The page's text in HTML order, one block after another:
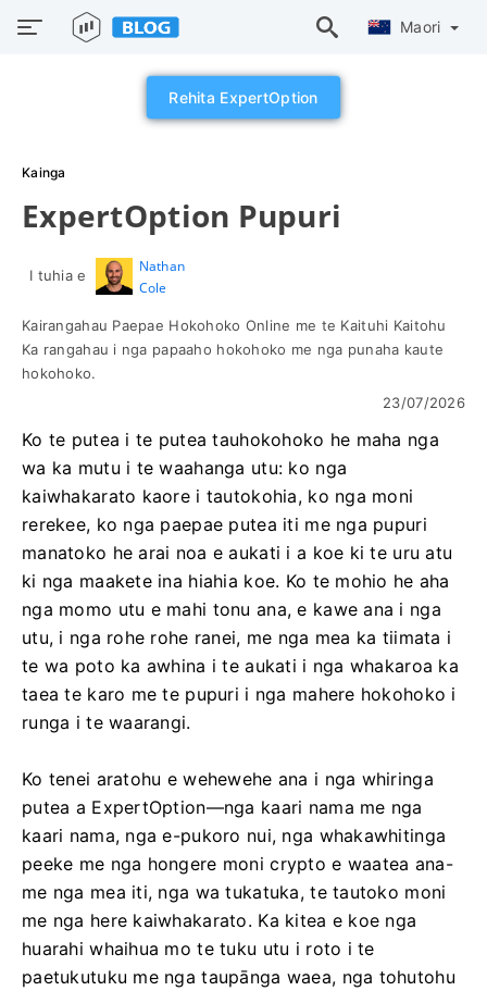
Maori
Rehita ExpertOption
Kainga
ExpertOption Pupuri
I tuhia e
Nathan
Cole
Kairangahau Paepae Hokohoko Online me te Kaituhi Kaitohu
Ka rangahau i nga papaaho hokohoko me nga punaha kaute
hokohoko.
23/07/2026
Ko te putea i te putea tauhokohoko he maha nga
wa ka mutu i te waahanga utu: ko nga
kaiwhakarato kaore i tautokohia, ko nga moni
rerekee, ko nga paepae putea iti me nga pupuri
manatoko he arai noa e aukati i a koe ki te uru atu
ki nga maakete ina hiahia koe. Ko te mohio he aha
nga momo utu e mahi tonu ana, e kawe ana i nga
utu, i nga rohe rohe ranei, me nga mea ka tiimata i
te wa poto ka awhina i te aukati i nga whakaroa ka
taea te karo me te pupuri i nga mahere hokohoko i
runga i te waarangi.
Ko tenei aratohu e wehewehe ana i nga whiringa
putea a ExpertOption—nga kaari nama me nga
kaari nama, nga e-pukoro nui, nga whakawhitinga
peeke me nga hongere moni crypto e waatea ana-
me nga mea iti, nga wa tukatuka, te tautoko moni
me nga here kaiwhakarato. Ka kitea e koe nga
huarahi whaihua mo te tuku utu i roto i te
paetukutuku me nga taupānga waea, nga tohutohu